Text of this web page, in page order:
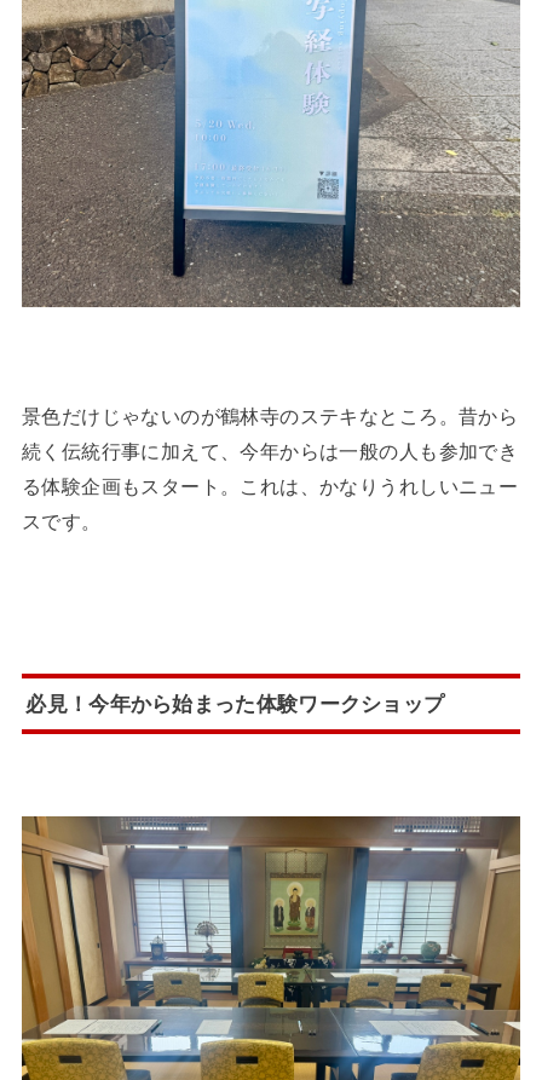
景色だけじゃないのが鶴林寺のステキなところ。昔から
続く伝統行事に加えて、今年からは一般の人も参加でき
る体験企画もスタート。これは、かなりうれしいニュー
スです。
必見！今年から始まった体験ワークショップ